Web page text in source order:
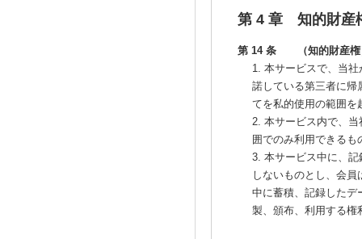
第 4 章 知的財産
第 14 条 （知的財産権
1. 本サービスで、当
諾している第三者に帰
てを私的使用の範囲を
2. 本サービス内で、
囲でのみ利用できる
3. 本サービス中に、
しないものとし、会
中に蓄積、記録したデ
製、頒布、利用する権